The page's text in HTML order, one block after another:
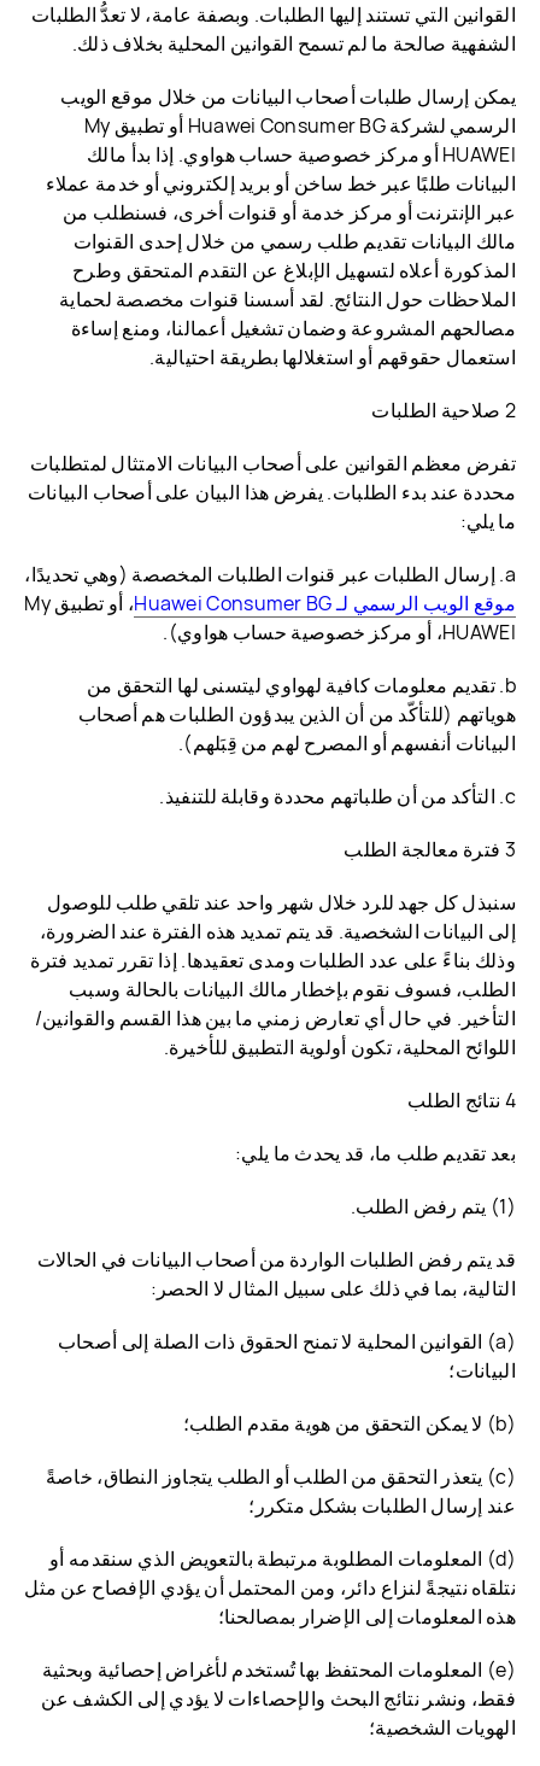
القوانين التي تستند إليها الطلبات. وبصفة عامة، لا تعدُّ الطلبات
الشفهية صالحة ما لم تسمح القوانين المحلية بخلاف ذلك.
يمكن إرسال طلبات أصحاب البيانات من خلال موقع الويب
الرسمي لشركة Huawei Consumer BG أو تطبيق My
HUAWEI أو مركز خصوصية حساب هواوي. إذا بدأ مالك
البيانات طلبًا عبر خط ساخن أو بريد إلكتروني أو خدمة عملاء
عبر الإنترنت أو مركز خدمة أو قنوات أخرى، فسنطلب من
مالك البيانات تقديم طلب رسمي من خلال إحدى القنوات
المذكورة أعلاه لتسهيل الإبلاغ عن التقدم المتحقق وطرح
الملاحظات حول النتائج. لقد أسسنا قنوات مخصصة لحماية
مصالحهم المشروعة وضمان تشغيل أعمالنا، ومنع إساءة
استعمال حقوقهم أو استغلالها بطريقة احتيالية.
2 صلاحية الطلبات
تفرض معظم القوانين على أصحاب البيانات الامتثال لمتطلبات
محددة عند بدء الطلبات. يفرض هذا البيان على أصحاب البيانات
ما يلي:
a. إرسال الطلبات عبر قنوات الطلبات المخصصة (وهي تحديدًا،
موقع الويب الرسمي لـ Huawei Consumer BG
، أو تطبيق My
HUAWEI، أو مركز خصوصية حساب هواوي).
b. تقديم معلومات كافية لهواوي ليتسنى لها التحقق من
هوياتهم (للتأكّد من أن الذين يبدؤون الطلبات هم أصحاب
البيانات أنفسهم أو المصرح لهم من قِبَلهم).
c. التأكد من أن طلباتهم محددة وقابلة للتنفيذ.
3 فترة معالجة الطلب
سنبذل كل جهد للرد خلال شهر واحد عند تلقي طلب للوصول
إلى البيانات الشخصية. قد يتم تمديد هذه الفترة عند الضرورة،
وذلك بناءً على عدد الطلبات ومدى تعقيدها. إذا تقرر تمديد فترة
الطلب، فسوف نقوم بإخطار مالك البيانات بالحالة وسبب
التأخير. في حال أي تعارض زمني ما بين هذا القسم والقوانين/
اللوائح المحلية، تكون أولوية التطبيق للأخيرة.
4 نتائج الطلب
بعد تقديم طلب ما، قد يحدث ما يلي:
(1) يتم رفض الطلب.
قد يتم رفض الطلبات الواردة من أصحاب البيانات في الحالات
التالية، بما في ذلك على سبيل المثال لا الحصر:
(a) القوانين المحلية لا تمنح الحقوق ذات الصلة إلى أصحاب
البيانات؛
(b) لا يمكن التحقق من هوية مقدم الطلب؛
(c) يتعذر التحقق من الطلب أو الطلب يتجاوز النطاق، خاصةً
عند إرسال الطلبات بشكل متكرر؛
(d) المعلومات المطلوبة مرتبطة بالتعويض الذي سنقدمه أو
نتلقاه نتيجةً لنزاع دائر، ومن المحتمل أن يؤدي الإفصاح عن مثل
هذه المعلومات إلى الإضرار بمصالحنا؛
(e) المعلومات المحتفظ بها تُستخدم لأغراض إحصائية وبحثية
فقط، ونشر نتائج البحث والإحصاءات لا يؤدي إلى الكشف عن
الهويات الشخصية؛